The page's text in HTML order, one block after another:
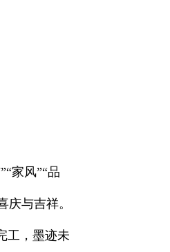
家风”“品
与吉祥。
工，墨迹未